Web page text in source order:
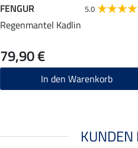
FENGUR 5.0
Regenmantel Kadlin
79,90 €
In den Warenkorb